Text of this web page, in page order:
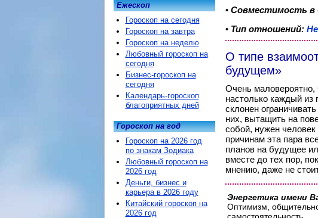
• Совместимость в
• Тип отношений:
О типе
будущем»
Очень маловероятно,
настолько каждый из
склонен
них, вытащить на
собой, нужен
причинам эта пара
планов на будущее
вместе до тех пор,
мнению, даже не
Энергетика имени
Оптимизм,
Ежескоп
Гороскоп на сегодня
Гороскоп на завтра
Гороскоп на неделю
Любовный гороскоп на
сегодня
Бизнес-гороскоп на
сегодня
Календарь-гороскоп
благоприятных дней
Гороскоп на год
Гороскоп на 2026 год
по знакам Зодиака
Любовный гороскоп на
2026 год
Деньги, бизнес и
карьера в 2026 году
Китайский гороскоп на
2026 год